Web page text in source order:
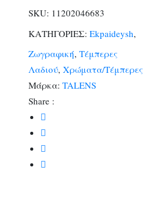
668
ποσότητα
SKU: 11202046683
ΚΑΤΗΓΟΡΙΕΣ: Ekpaideysh,
Ζωγραφική,Τέμπερες
Λαδιού,Χρώματα/Τέμπερες
Μάρκα:TALENS
Share :